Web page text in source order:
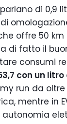
di 0,9
offre 50 km
di fatto il
consumi
con un
run da oltre
mentre in
autonomia